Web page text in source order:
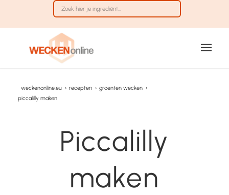
weckenonline.eu › recepten › groenten wecken ›
piccalilly maken
Piccalilly
maken